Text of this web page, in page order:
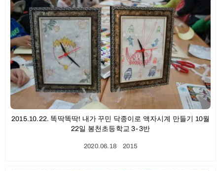
2015.10.22. 똑딱똑딱! 내가 꾸민 닥종이로 액자시계 만들기 10월
22일 봉천초등학교 3-3반
2020.06.18ㆍ2015